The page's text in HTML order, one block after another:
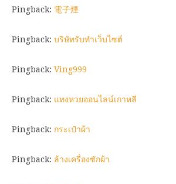
Pingback: 電子煙
Pingback: บริษัทรับทำเว็บไซต์
Pingback: Ving999
Pingback: แทงหวยออนไลน์เกาหลี
Pingback: กระเป๋าผ้า
Pingback: ล้างเครื่องซักผ้า